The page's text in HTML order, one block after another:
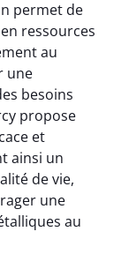
permet de
ressources
au
une
besoins
propose
et
ainsi un
de vie,
une
au